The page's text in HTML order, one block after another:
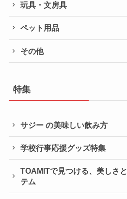
玩具・文房具
ペット用品
その他
特集
サジー の美味しい飲み方
学校行事応援グッズ特集
TOAMITで見つける、美しさ
テム